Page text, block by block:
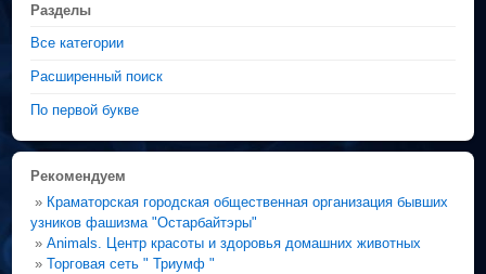
Разделы
Все категории
Расширенный поиск
По первой букве
Рекомендуем
» Краматорская городская общественная организация бывших
узников фашизма "Остарбайтэры"
»Animals. Центр красоты и здоровья домашних животных
»Торговая сеть " Триумф "